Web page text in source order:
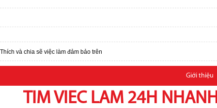
Thích và chia sẽ việc làm đảm bảo trên
Giới thiệu
TIM VIEC LAM 24H